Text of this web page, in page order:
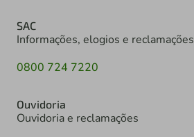
SAC
Informações, elogios e reclamações
0800 724 7220
Ouvidoria
Ouvidoria e reclamações